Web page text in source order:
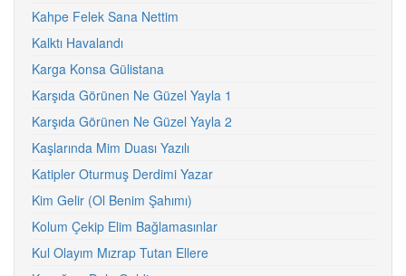
Kahpe Felek Sana Nettim
Kalktı Havalandı
Karga Konsa Gülistana
Karşıda Görünen Ne Güzel Yayla 1
Karşıda Görünen Ne Güzel Yayla 2
Kaşlarında Mim Duası Yazılı
Katipler Oturmuş Derdimi Yazar
Kim Gelir (Ol Benim Şahımı)
Kolum Çekip Elim Bağlamasınlar
Kul Olayım Mızrap Tutan Ellere